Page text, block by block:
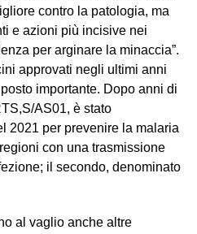
contro la patologia, ma
e azioni più incisive nei
per arginare la minaccia”.
approvati negli ultimi anni
importante. Dopo anni di
AS01, è stato
2021 per prevenire la malaria
con una trasmissione
il secondo, denominato
al vaglio anche altre